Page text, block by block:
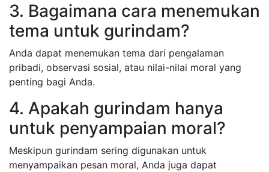
3. Bagaimana cara menemukan
tema untuk gurindam?
Anda dapat menemukan tema dari pengalaman
pribadi, observasi sosial, atau nilai-nilai moral yang
penting bagi Anda.
4. Apakah gurindam hanya
untuk penyampaian moral?
Meskipun gurindam sering digunakan untuk
menyampaikan pesan moral, Anda juga dapat